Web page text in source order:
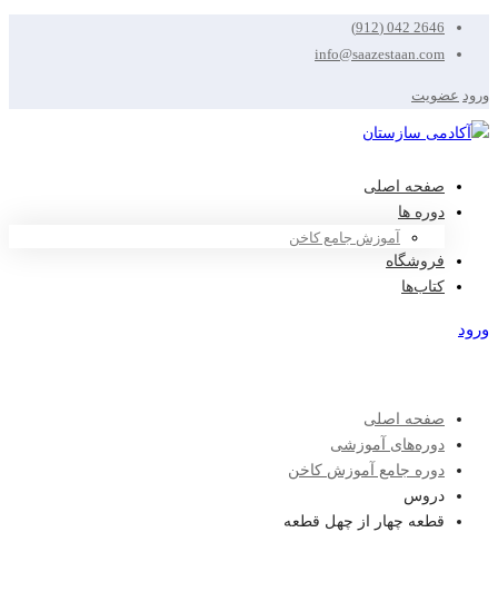
2646 042 (912)
info@saazestaan.com
ورود عضویت
صفحه اصلی
دوره ها
آموزش جامع کاخن
فروشگاه
کتاب‌ها
ورود
صفحه اصلی
دوره‌های آموزشی
دوره جامع آموزش کاخن
دروس
قطعه چهار از چهل قطعه